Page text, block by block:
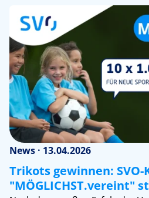
News · 13.04.2026
Trikots gewinnen: SVO-
"MÖGLICHST.vereint"